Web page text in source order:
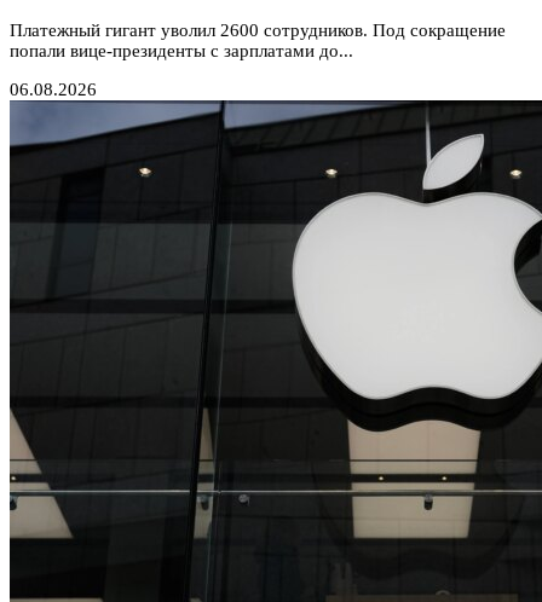
Платежный гигант уволил 2600 сотрудников. Под сокращение
попали вице-президенты с зарплатами до...
06.08.2026